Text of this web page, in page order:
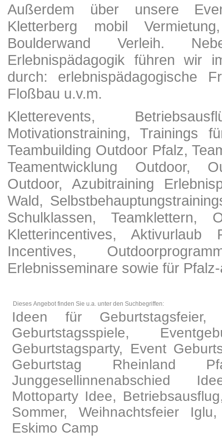
Außerdem über unsere
Kletterberg mobil
Boulderwand Verleih.
Erlebnispädagogik führen wir
durch: erlebnispädagogische
Floßbau u.v.m.
Kletterevents,
Motivationstraining, Trainings
Teambuilding Outdoor Pfalz,
Teamentwicklung Outdoor,
Outdoor, Azubitraining
Wald,
Schulklassen, Teamklettern,
Kletterincentives,
Incentives,
Erlebnisseminare sowie für
Dieses Angebot finden Sie u.a. unter den Suchbegriffen:
Ideen für
Geburtstagsspiele,
Geburtstagsparty, Event
Geburtstag Rheinland
Junggesellinnenabschied
Mottoparty Idee,
Sommer, Weihnachtsfeier
Eskimo Camp